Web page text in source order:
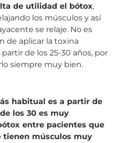
de utilidad el bótox,
los músculos y así
se relaje. No es
de aplicar la toxina
de los 25-30 años, por
siempre muy bien.
habitual es a partir de
los 30 es muy
entre pacientes que
tienen músculos muy